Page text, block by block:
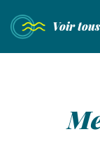
Nous
rencontrer
Voir